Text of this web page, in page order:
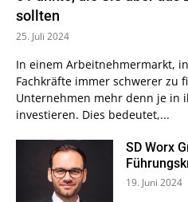
sollten
25. Juli 2024
In einem Arbeitnehmermarkt,
Fachkräfte immer schwerer zu
Unternehmen mehr denn je in
investieren. Dies bedeutet,...
SD Worx
19. Juni 2024